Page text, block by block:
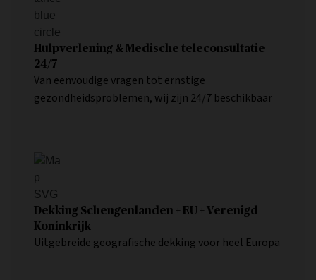
Hulpverlening & Medische teleconsultatie
24/7
Van eenvoudige vragen tot ernstige
gezondheidsproblemen, wij zijn 24/7 beschikbaar
Dekking Schengenlanden + EU + Verenigd
Koninkrijk
Uitgebreide geografische dekking voor heel Europa